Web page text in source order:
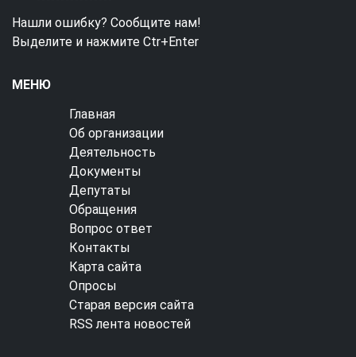
Нашли ошибку? Сообщите нам!
Выделите и нажмите Ctr+Enter
МЕНЮ
Главная
Об организации
Деятельность
Документы
Депутаты
Обращения
Вопрос ответ
Контакты
Карта сайта
Опросы
Старая версия сайта
RSS лента новостей